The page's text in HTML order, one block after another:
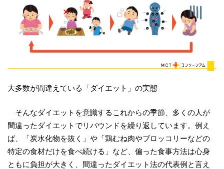
大多数が間違えている「ダイエット」の実態
そんなダイエットを意識するこれからの季節、多くの人が
間違ったダイエットでリバウンドを繰り返しています。例え
ば、「炭水化物を抜く」や「鶏むね肉やブロッコリーなどの
特定の食材だけを食べ続ける」など、偏った食事方法は心身
ともに負担が大きく、間違ったダイエット法の代表例と言え